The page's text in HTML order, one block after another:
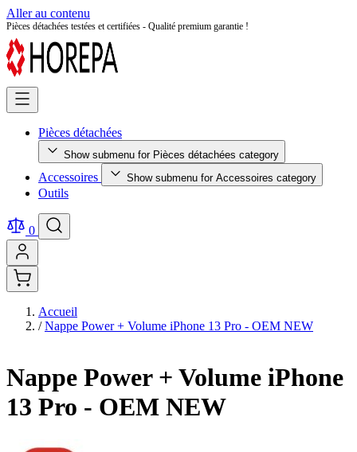
Aller au contenu
Pièces détachées testées et certifiées - Qualité premium garantie !
Pièces détachées
Show submenu for Pièces détachées category
Accessoires Show submenu for Accessoires category
Outils
0
Accueil
/ Nappe Power + Volume iPhone 13 Pro - OEM NEW
Nappe Power + Volume iPhone
13 Pro - OEM NEW